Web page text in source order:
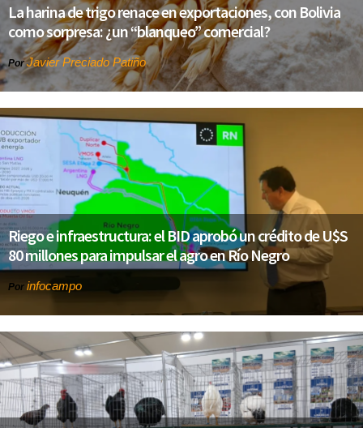
La harina de trigo renace en exportaciones, con Bolivia
como sorpresa: ¿un “blanqueo” comercial?
PorJavier Preciado Patiño
Riego e infraestructura: el BID aprobó un crédito de U$S
80 millones para impulsar el agro en Río Negro
Por infocampo